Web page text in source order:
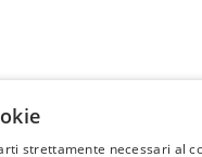
strettamente necessari al